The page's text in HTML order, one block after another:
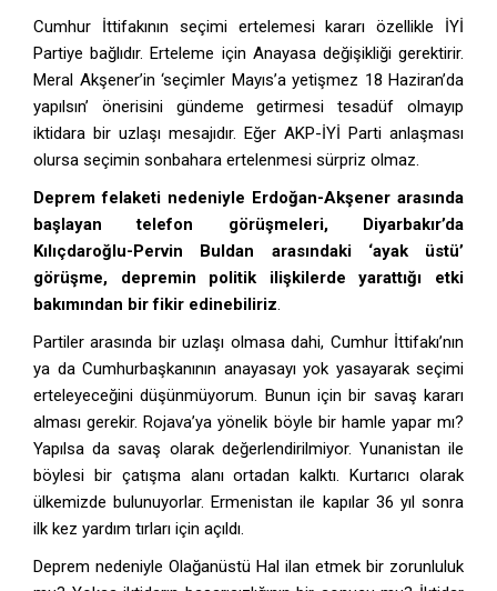
Cumhur İttifakının seçimi ertelemesi kararı özellikle İYİ
Partiye bağlıdır. Erteleme için Anayasa değişikliği gerektirir.
Meral Akşener’in ‘seçimler Mayıs’a yetişmez 18 Haziran’da
yapılsın’ önerisini gündeme getirmesi tesadüf olmayıp
iktidara bir uzlaşı mesajıdır. Eğer AKP-İYİ Parti anlaşması
olursa seçimin sonbahara ertelenmesi sürpriz olmaz.
Deprem felaketi nedeniyle Erdoğan-Akşener arasında
başlayan telefon görüşmeleri, Diyarbakır’da
Kılıçdaroğlu-Pervin Buldan arasındaki ‘ayak üstü’
görüşme, depremin politik ilişkilerde yarattığı etki
bakımından bir fikir edinebiliriz.
Partiler arasında bir uzlaşı olmasa dahi, Cumhur İttifakı’nın
ya da Cumhurbaşkanının anayasayı yok yasayarak seçimi
erteleyeceğini düşünmüyorum. Bunun için bir savaş kararı
alması gerekir. Rojava’ya yönelik böyle bir hamle yapar mı?
Yapılsa da savaş olarak değerlendirilmiyor. Yunanistan ile
böylesi bir çatışma alanı ortadan kalktı. Kurtarıcı olarak
ülkemizde bulunuyorlar. Ermenistan ile kapılar 36 yıl sonra
ilk kez yardım tırları için açıldı.
Deprem nedeniyle Olağanüstü Hal ilan etmek bir zorunluluk